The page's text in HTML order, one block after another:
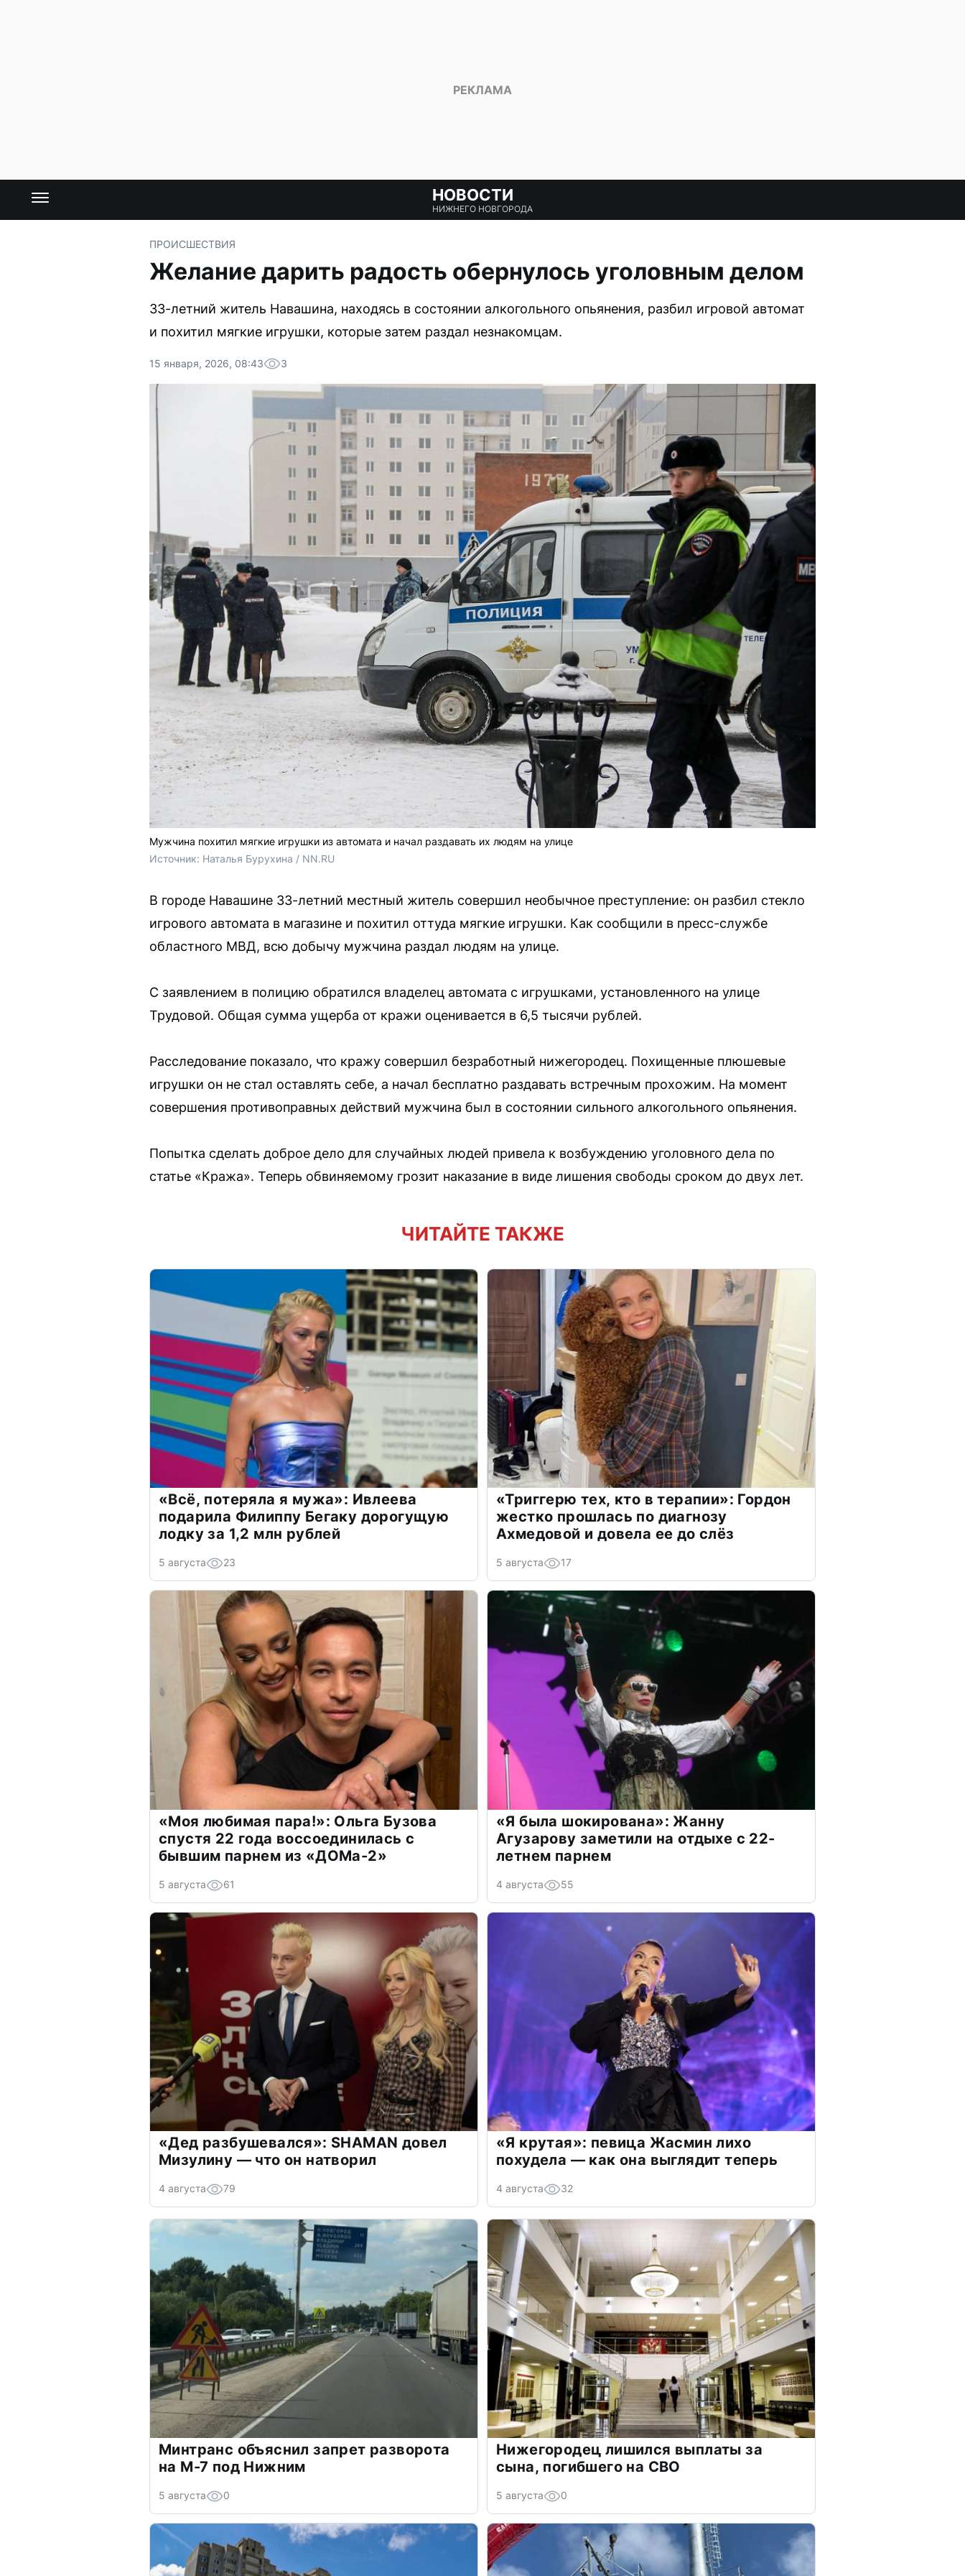
НОВОСТИ
НИЖНЕГО НОВГОРОДА
ПРОИСШЕСТВИЯ
Желание дарить радость обернулось уголовным делом
33-летний житель Навашина, находясь в состоянии алкогольного опьянения, разбил игровой автомат
и похитил мягкие игрушки, которые затем раздал незнакомцам.
15 января, 2026, 08:43 3
Мужчина похитил мягкие игрушки из автомата и начал раздавать их людям на улице
Источник: Наталья Бурухина / NN.RU
В городе Навашине 33-летний местный житель совершил необычное преступление: он разбил стекло
игрового автомата в магазине и похитил оттуда мягкие игрушки. Как сообщили в пресс-службе
областного МВД, всю добычу мужчина раздал людям на улице.
С заявлением в полицию обратился владелец автомата с игрушками, установленного на улице
Трудовой. Общая сумма ущерба от кражи оценивается в 6,5 тысячи рублей.
Расследование показало, что кражу совершил безработный нижегородец. Похищенные плюшевые
игрушки он не стал оставлять себе, а начал бесплатно раздавать встречным прохожим. На момент
совершения противоправных действий мужчина был в состоянии сильного алкогольного опьянения.
Попытка сделать доброе дело для случайных людей привела к возбуждению уголовного дела по
статье «Кража». Теперь обвиняемому грозит наказание в виде лишения свободы сроком до двух лет.
ЧИТАЙТЕ ТАКЖЕ
«Всё, потеряла я мужа»: Ивлеева
подарила Филиппу Бегаку дорогущую
лодку за 1,2 млн рублей
5 августа 23
«Триггерю тех, кто в терапии»: Гордон
жестко прошлась по диагнозу
Ахмедовой и довела ее до слёз
5 августа 17
«Моя любимая пара!»: Ольга Бузова
спустя 22 года воссоединилась с
бывшим парнем из «ДОМа-2»
5 августа 61
«Я была шокирована»: Жанну
Агузарову заметили на отдыхе с 22-
летнем парнем
4 августа 55
«Дед разбушевался»: SHAMAN довел
Мизулину — что он натворил
4 августа 79
«Я крутая»: певица Жасмин лихо
похудела — как она выглядит теперь
4 августа 32
Минтранс объяснил запрет разворота
на М-7 под Нижним
5 августа 0
Нижегородец лишился выплаты за
сына, погибшего на СВО
5 августа 0